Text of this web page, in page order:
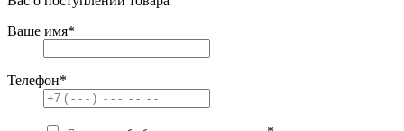
Ваше имя*
Телефон*